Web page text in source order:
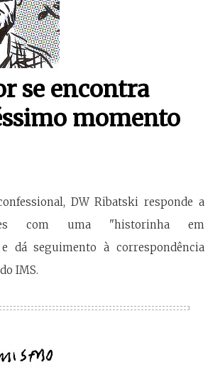
se encontra
momento
DW Ribatski responde a
com uma "historinha em
dá seguimento à correspondência
IMS.